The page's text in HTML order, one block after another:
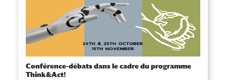
Conférence-débats dans le cadre du programme
Think&Act!